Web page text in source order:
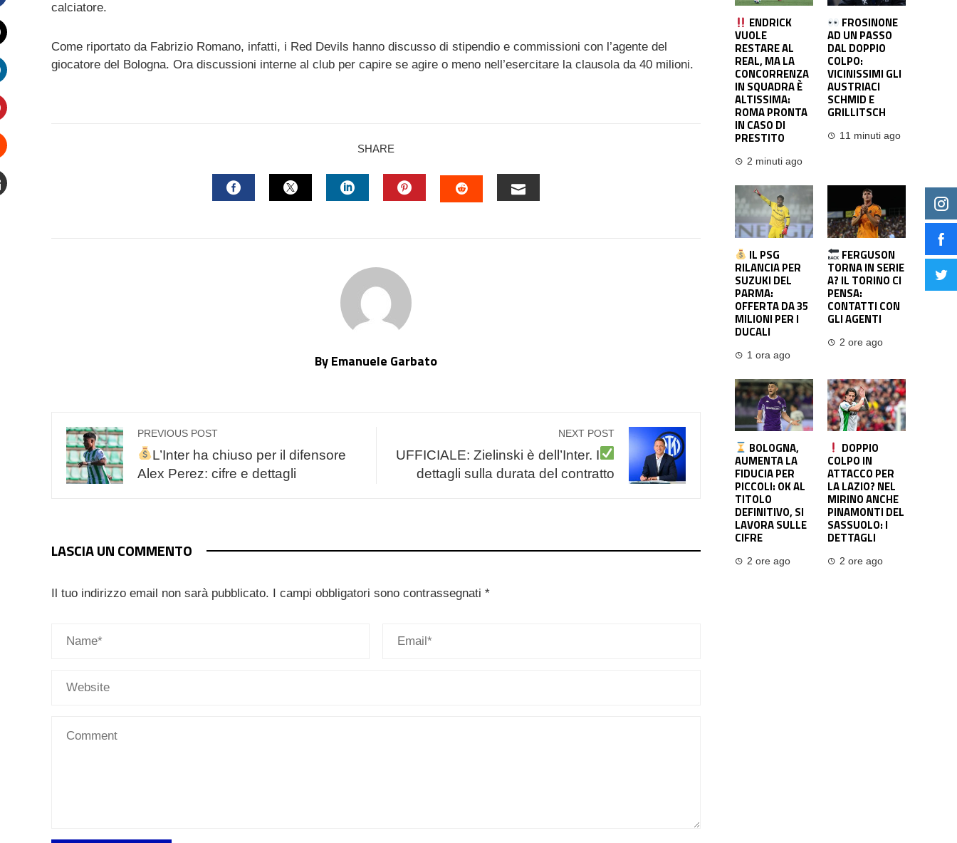
calciatore.
Come riportato da Fabrizio Romano, infatti, i Red Devils hanno discusso di stipendio e commissioni con l’agente del
giocatore del Bologna. Ora discussioni interne al club per capire se agire o meno nell’esercitare la clausola da 40 milioni.
SHARE
By Emanuele Garbato
PREVIOUS POST
L’Inter ha chiuso per il difensore
Alex Perez: cifre e dettagli
NEXT POST
UFFICIALE: Zielinski è dell’Inter. I
dettagli sulla durata del contratto
LASCIA UN COMMENTO
Il tuo indirizzo email non sarà pubblicato. I campi obbligatori sono contrassegnati *
ENDRICK
VUOLE
RESTARE AL
REAL, MA LA
CONCORRENZA
IN SQUADRA È
ALTISSIMA:
ROMA PRONTA
IN CASO DI
PRESTITO
2 minuti ago
FROSINONE
AD UN PASSO
DAL DOPPIO
COLPO:
VICINISSIMI GLI
AUSTRIACI
SCHMID E
GRILLITSCH
11 minuti ago
IL PSG
RILANCIA PER
SUZUKI DEL
PARMA:
OFFERTA DA 35
MILIONI PER I
DUCALI
1 ora ago
FERGUSON
TORNA IN SERIE
A? IL TORINO CI
PENSA:
CONTATTI CON
GLI AGENTI
2 ore ago
BOLOGNA,
AUMENTA LA
FIDUCIA PER
PICCOLI: OK AL
TITOLO
DEFINITIVO, SI
LAVORA SULLE
CIFRE
2 ore ago
DOPPIO
COLPO IN
ATTACCO PER
LA LAZIO? NEL
MIRINO ANCHE
PINAMONTI DEL
SASSUOLO: I
DETTAGLI
2 ore ago